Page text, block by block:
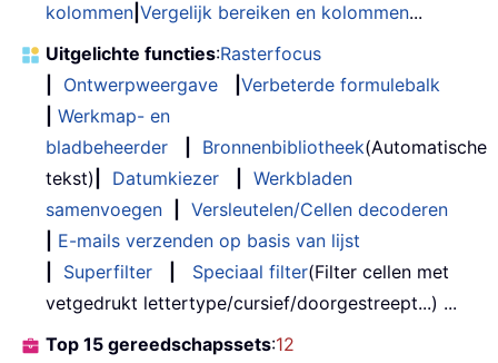
kolommen Vergelijk bereiken en kolommen...
Uitgelichte functies:Rasterfocus
Ontwerpweergave
Verbeterde formulebalk
Werkmap- en
bladbeheerder
Bronnenbibliotheek(Automatische
tekst)
Datumkiezer
Werkbladen
samenvoegen
Versleutelen/Cellen decoderen
E-mails verzenden op basis van lijst
Superfilter Speciaal filter(Filter cellen met
vetgedrukt lettertype/cursief/doorgestreept...) ...
Top 15 gereedschapssets:12